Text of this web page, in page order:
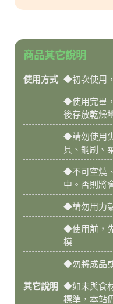
商品其它說明
使用方式 ◆初次使用
◆使用完畢
後存放乾燥
◆請勿使用
具、鋼刷、
◆不可空燒
中。否則將
◆請勿用力
◆使用前，
模
◆勿將成品
其它說明
◆如未與食
標準，本站